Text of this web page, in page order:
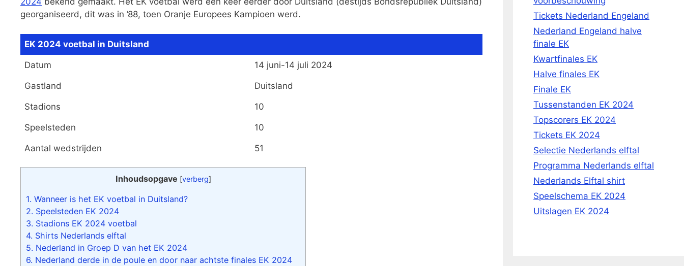
georganiseerd, dit was in ’88, toen Oranje Europees Kampioen werd.
EK 2024 voetbal in Duitsland
Datum 14 juni-14 juli 2024
Gastland Duitsland
Stadions 10
Speelsteden 10
Aantal wedstrijden 51
Inhoudsopgave [verberg]
1. Wanneer is het EK voetbal in Duitsland?
2. Speelsteden EK 2024
3. Stadions EK 2024 voetbal
4. Shirts Nederlands elftal
5. Nederland in Groep D van het EK 2024
6. Nederland derde in de poule en door naar achtste finales EK 2024
Tickets Nederland Engeland
Nederland Engeland halve
finale EK
Kwartfinales EK
Halve finales EK
Finale EK
Tussenstanden EK 2024
Topscorers EK 2024
Tickets EK 2024
Selectie Nederlands elftal
Programma Nederlands elftal
Nederlands Elftal shirt
Speelschema EK 2024
Uitslagen EK 2024